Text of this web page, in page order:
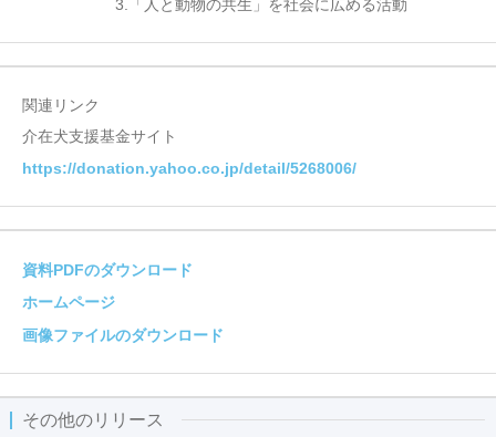
3.「人と動物の共生」を社会に広める活動
関連リンク
介在犬支援基金サイト
https://donation.yahoo.co.jp/detail/5268006/
資料PDFのダウンロード
ホームページ
画像ファイルのダウンロード
その他のリリース